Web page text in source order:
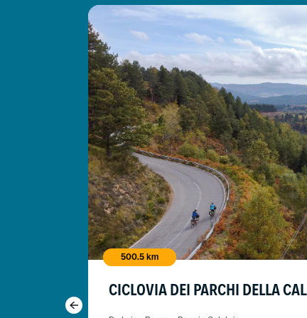
500.5 km
CICLOVIA DEI PARCHI DELLA